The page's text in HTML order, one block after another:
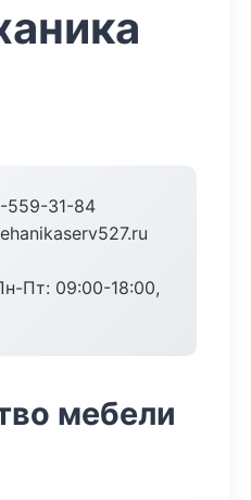
559-31-84
Пт: 09:00-18:00,
мебели